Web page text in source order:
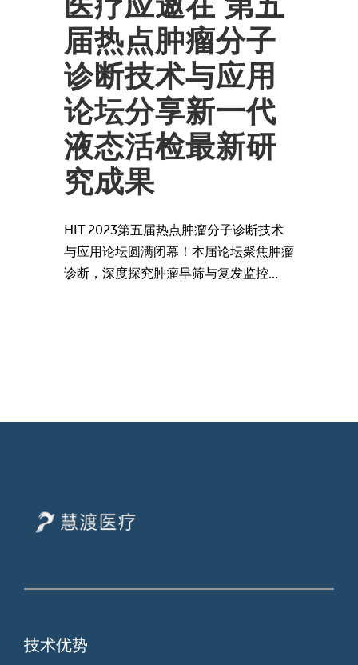
届热点肿瘤分子
诊断技术与应用
论坛分享新一代
液态活检最新研
究成果
HIT 2023第五届热点肿瘤分子诊断技术
与应用论坛圆满闭幕！本届论坛聚焦肿瘤
诊断，深度探究肿瘤早筛与复发监控...
技术优势